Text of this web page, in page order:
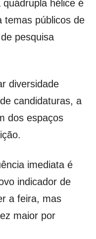
hélice é
temas públicos de
pesquisa
diversidade
candidaturas, a
dos espaços
imediata é
indicador de
a feira, mas
maior por